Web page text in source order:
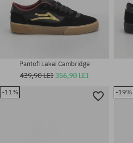
Pantofi Lakai Cambridge
439,90 LEI356,90 LEI
-11% -19%